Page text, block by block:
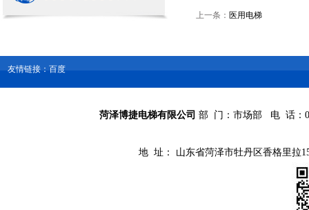
上一条： 医用电梯
友情链接：百度
菏泽博捷电梯有限公司 部 门：市场部 电 话：
地 址： 山东省菏泽市牡丹区香格里拉